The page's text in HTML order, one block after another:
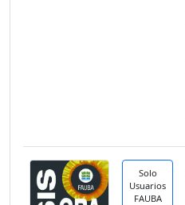
Solo
Usuarios
FAUBA